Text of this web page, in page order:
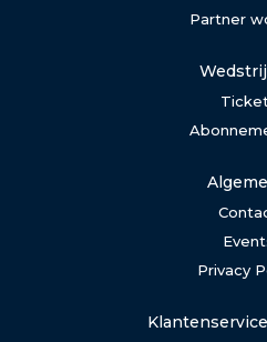
Partner
Privacy